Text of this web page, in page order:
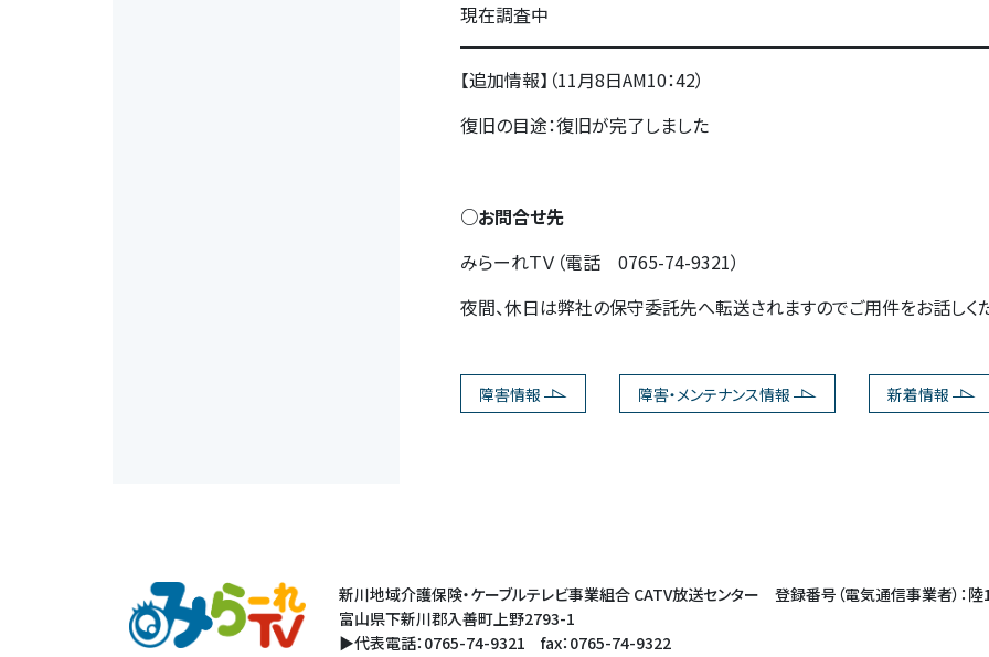
現在調査中
【追加情報】（11月8日AM10：42）
復旧の目途：復旧が完了しました
○お問合せ先
みらーれＴＶ（電話 0765-74-9321）
夜間、休日は弊社の保守委託先へ転送されますのでご用件をお話しく
障害情報 障害・メンテナンス情報 新着情報
新川地域介護保険・ケーブルテレビ事業組合 CATV放送センター 登録番号（電気通信事業者）：陸
富山県下新川郡入善町上野2793-1
▶代表電話：0765-74-9321 fax：0765-74-9322